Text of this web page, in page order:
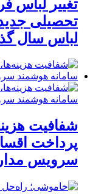
تغییر لباس
تحصیلی
لباس سال
شفافیت
پرداخت
سرویس